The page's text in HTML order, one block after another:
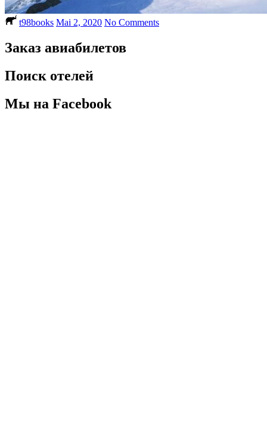
t98books Mai 2, 2020 No Comments
Заказ авиабилетов
Поиск отелей
Мы на Facebook